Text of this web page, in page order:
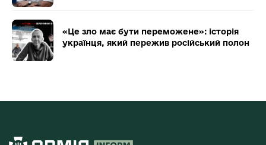
«Це зло має бути переможене»: історія
українця, який пережив російський полон